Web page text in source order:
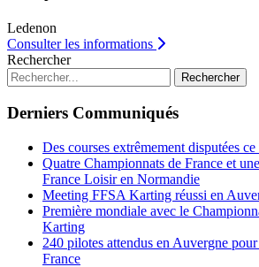
Ledenon
Consulter les informations
Rechercher
Rechercher
Derniers Communiqués
Des courses extrêmement disputées
Quatre Championnats de France et
France Loisir en Normandie
Meeting FFSA Karting réussi en
Première mondiale avec le
Karting
240 pilotes attendus en Auvergne
France